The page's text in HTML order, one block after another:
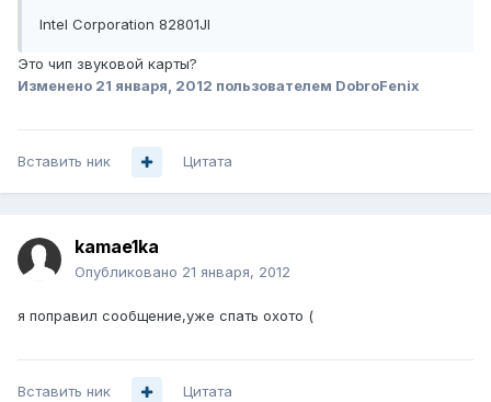
Intel Corporation 82801JI
Это чип звуковой карты?
Изменено 21 января, 2012 пользователем DobroFenix
Вставить ник Цитата
kamae1ka
Опубликовано 21 января, 2012
я поправил сообщение,уже спать охото (
Вставить ник Цитата